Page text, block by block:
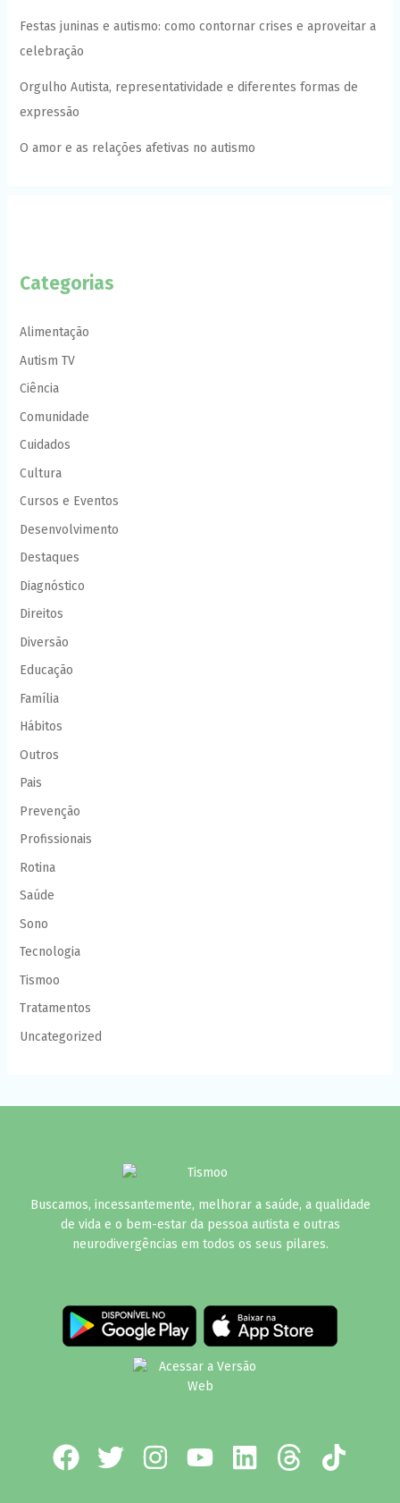
Festas juninas e autismo: como contornar crises e aproveitar a
celebração
Orgulho Autista, representatividade e diferentes formas de
expressão
O amor e as relações afetivas no autismo
Categorias
Alimentação
Autism TV
Ciência
Comunidade
Cuidados
Cultura
Cursos e Eventos
Desenvolvimento
Destaques
Diagnóstico
Direitos
Diversão
Educação
Família
Hábitos
Outros
Pais
Prevenção
Profissionais
Rotina
Saúde
Sono
Tecnologia
Tismoo
Tratamentos
Uncategorized
Buscamos, incessantemente, melhorar a saúde, a qualidade
de vida e o bem-estar da pessoa autista e outras
neurodivergências em todos os seus pilares.